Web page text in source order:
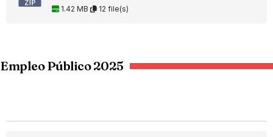
1.42 MB 12 file(s)
Empleo Público 2025